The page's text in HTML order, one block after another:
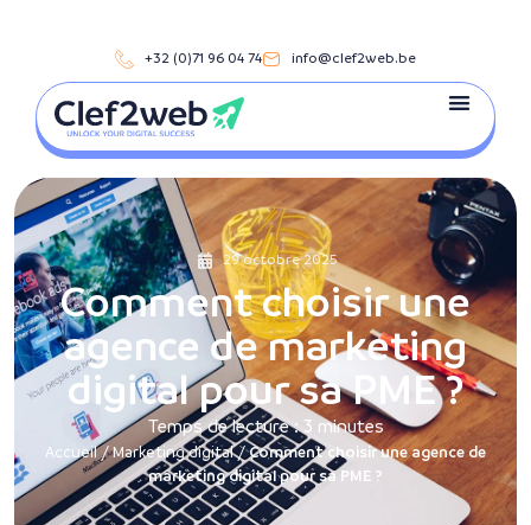
+32 (0)71 96 04 74 info@clef2web.be
29 octobre 2025
Comment choisir une
agence de marketing
digital pour sa PME ?
Temps de lecture : 3 minutes
Accueil/Marketing digital/Comment choisir une agence de
marketing digital pour sa PME ?